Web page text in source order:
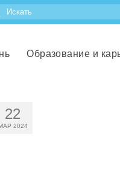
Образование и
22
2024